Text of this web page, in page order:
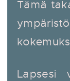
Tämä
Lapsesi